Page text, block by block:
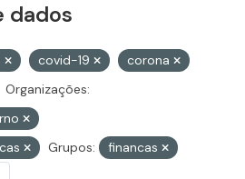
dados
covid-19
corona
Organizações:
Grupos:
financas